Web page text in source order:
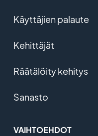
Käyttäjien palaute
Kehittäjät
Räätälöity kehitys
Sanasto
VAIHTOEHDOT